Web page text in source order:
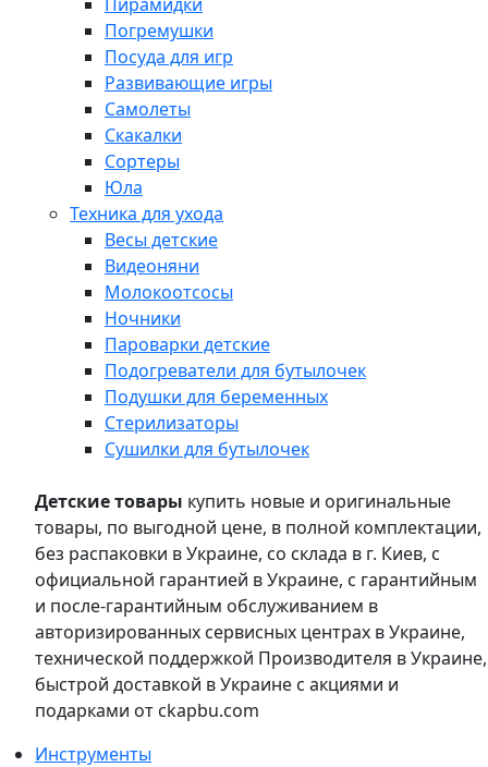
Погремушки
Посуда для игр
Развивающие игры
Самолеты
Скакалки
Сортеры
Юла
Техника для ухода
Весы детские
Видеоняни
Молокоотсосы
Ночники
Пароварки детские
Подогреватели для бутылочек
Подушки для беременных
Стерилизаторы
Сушилки для бутылочек
Детские товары купить новые и оригинальные
товары, по выгодной цене, в полной комплектации,
без распаковки в Украине, со склада в г. Киев, с
официальной гарантией в Украине, с гарантийным
и после-гарантийным обслуживанием в
авторизированных сервисных центрах в Украине,
технической поддержкой Производителя в Украине,
быстрой доставкой в Украине с акциями и
подарками от ckapbu.com
Инструменты